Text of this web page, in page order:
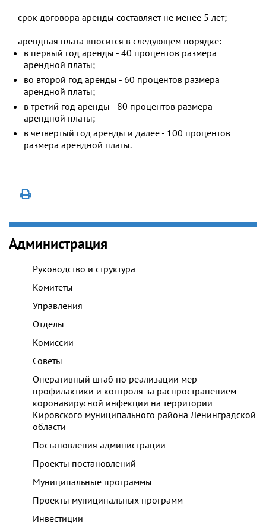
срок договора аренды составляет не менее 5 лет;
арендная плата вносится в следующем порядке:
в первый год аренды - 40 процентов размера
арендной платы;
во второй год аренды - 60 процентов размера
арендной платы;
в третий год аренды - 80 процентов размера
арендной платы;
в четвертый год аренды и далее - 100 процентов
размера арендной платы.
Администрация
Руководство и структура
Комитеты
Управления
Отделы
Комиссии
Советы
Оперативный штаб по реализации мер
профилактики и контроля за распространением
коронавирусной инфекции на территории
Кировского муниципального района Ленинградской
области
Постановления администрации
Проекты постановлений
Муниципальные программы
Проекты муниципальных программ
Инвестиции